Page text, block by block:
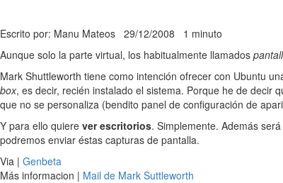
Escrito por: Manu Mateos 29/12/2008 1 minuto
Aunque solo la parte virtual, los habitualmente llamados
Mark Shuttleworth tiene como intención ofrecer con Ubuntu
box, es decir, recién instalado el sistema. Porque he de decir
que no se personaliza (bendito panel de configuración de
Y para ello quiere ver escritorios. Simplemente. Además
podremos enviar éstas capturas de pantalla.
Via | Genbeta
Más informacion | Mail de Mark Suttleworth